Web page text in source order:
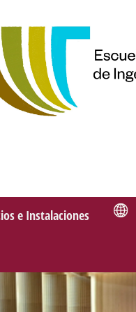
e Instalaciones